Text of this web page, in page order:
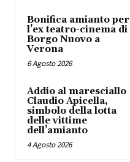
Bonifica amianto per
l’ex teatro-cinema di
Borgo Nuovo a
Verona
6 Agosto 2026
Addio al maresciallo
Claudio Apicella,
simbolo della lotta
delle vittime
dell’amianto
4 Agosto 2026